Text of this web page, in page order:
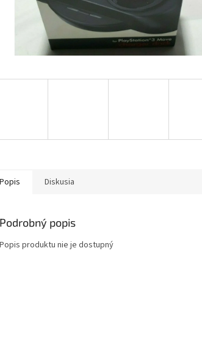
Popis Diskusia
Podrobný popis
Popis produktu nie je dostupný